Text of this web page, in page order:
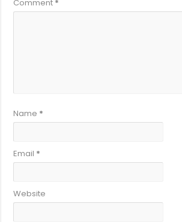
Comment *
Name *
Email *
Website